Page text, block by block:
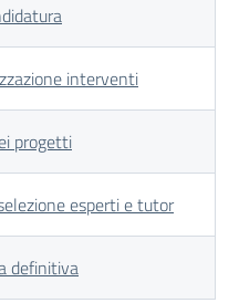
interventi
progetti
esperti e tutor
definitiva